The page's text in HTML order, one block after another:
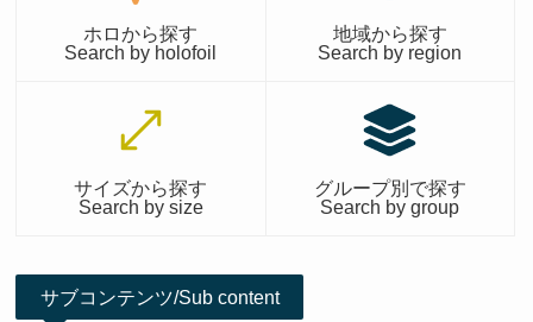
ホロから探す
Search by holofoil
地域から探す
Search by region
サイズから探す
Search by size
グループ別で探す
Search by group
サブコンテンツ/Sub content